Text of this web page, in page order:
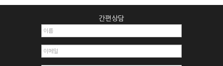
간편상담